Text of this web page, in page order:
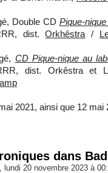
Double CD Pique-
dist.Orkhêstra /
CD Pique-nique au
dist. Orkêstra et
2021, ainsi que 12 mai
dans
lundi 20 novembre 2023 à